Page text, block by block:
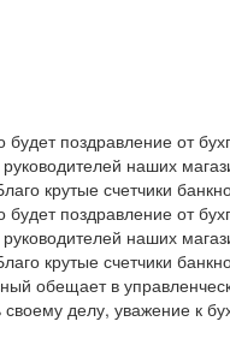
будет поздравление от
наших
крутые счетчики
будет поздравление от
наших
крутые счетчики
обещает в
делу, уважение к